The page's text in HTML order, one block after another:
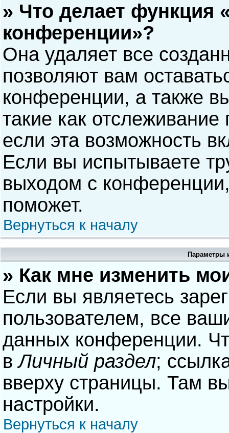
» Что делает функция
конференции»?
Она удаляет все
позволяют вам
конференции, а также
такие как
если эта возможность
Если вы испытываете
выходом с
поможет.
Вернуться к началу
Параметры
» Как мне изменить
Если вы являетесь
пользователем, все
данных конференции.
вЛичный раздел;
вверху страницы. Там
настройки.
Вернуться к началу